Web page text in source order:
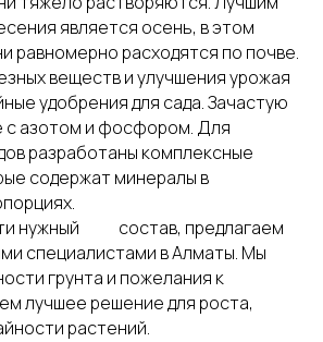
является осень, в этом
равномерно расходятся по почве.
веществ и улучшения урожая
удобрения для сада. Зачастую
с азотом и фосфором. Для
разработаны комплексные
содержат минералы в
нужный состав, предлагаем
специалистами в Алматы. Мы
грунта и пожелания к
лучшее решение для роста,
растений.